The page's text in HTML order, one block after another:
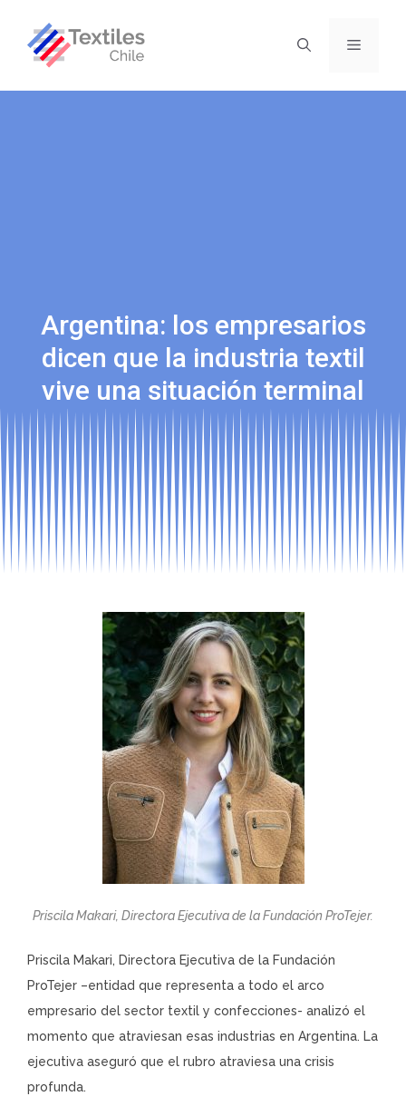
Argentina: los empresarios
dicen que la industria textil
vive una situación terminal
Priscila Makari, Directora Ejecutiva de la Fundación ProTejer.
Priscila Makari, Directora Ejecutiva de la Fundación
ProTejer –entidad que representa a todo el arco
empresario del sector textil y confecciones- analizó el
momento que atraviesan esas industrias en Argentina. La
ejecutiva aseguró que el rubro atraviesa una crisis
profunda.